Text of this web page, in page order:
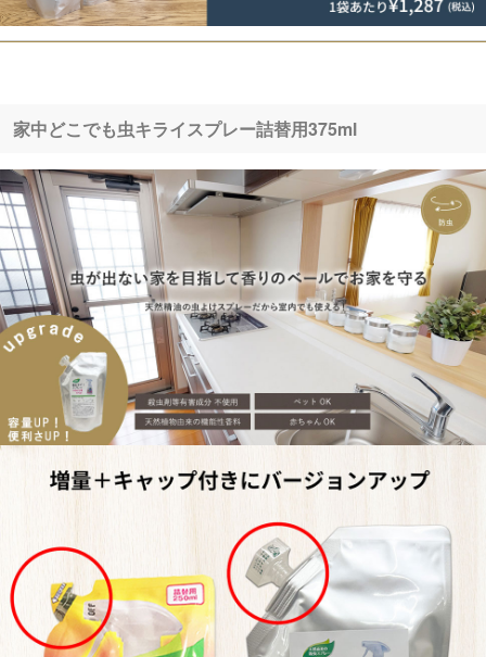
家中どこでも虫キライスプレー詰替用375ml